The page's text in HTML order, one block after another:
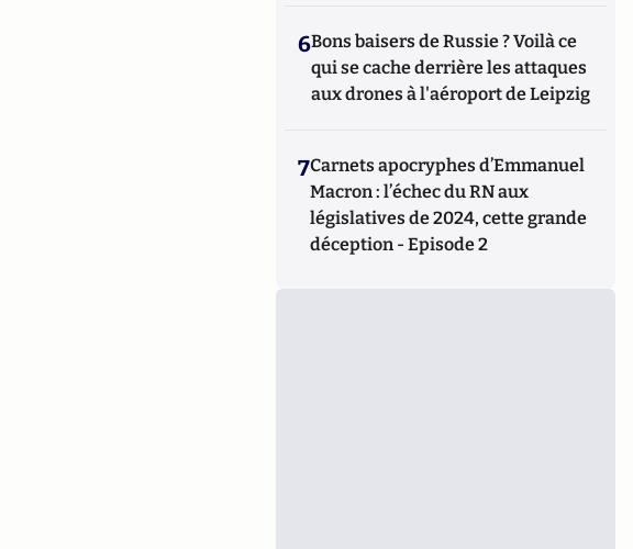
6Bons baisers de Russie ? Voilà ce
qui se cache derrière les attaques
aux drones à l'aéroport de Leipzig
7Carnets apocryphes d’Emmanuel
Macron : l’échec du RN aux
législatives de 2024, cette grande
déception - Episode 2